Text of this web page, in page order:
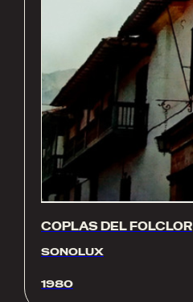
COPLAS DEL FOLCLOR
SONOLUX
1980